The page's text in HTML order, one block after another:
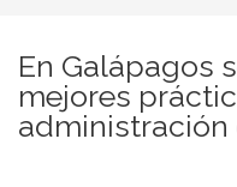
En Galápagos
mejores
administración